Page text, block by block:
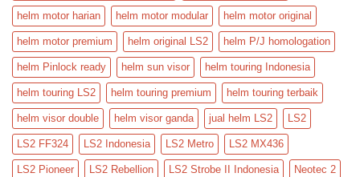
helm motor harian helm motor modular helm motor original
helm motor premium helm original LS2 helm P/J homologation
helm Pinlock ready helm sun visor helm touring Indonesia
helm touring LS2 helm touring premium helm touring terbaik
helm visor double helm visor ganda jual helm LS2 LS2
LS2 FF324 LS2 Indonesia LS2 Metro LS2 MX436
LS2 Pioneer LS2 Rebellion LS2 Strobe II Indonesia Neotec 2